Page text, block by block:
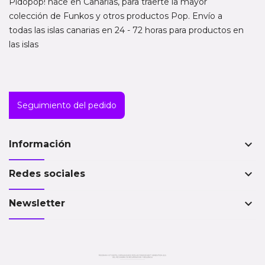
colección de Funkos y otros productos Pop. Envío a
todas las islas canarias en 24 - 72 horas para productos en
las islas
Seguimiento del pedido
Información keyboard_arrow_down
Redes sociales keyboard_arrow_down
Newsletter keyboard_arrow_down